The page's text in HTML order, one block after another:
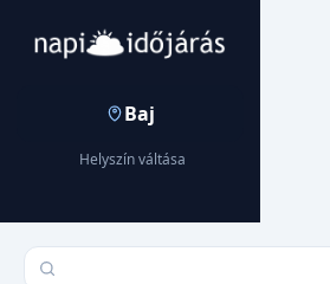
Baj
Helyszín váltása
Település keresése